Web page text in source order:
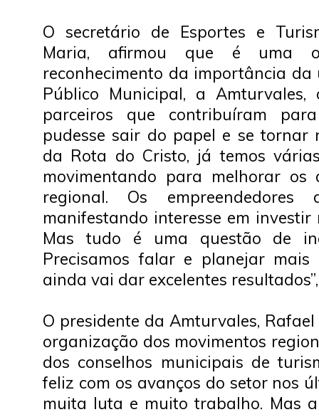
O secretário de Esportes e
Maria, afirmou que é uma
reconhecimento da importância da
Público Municipal, a
parceiros que contribuíram
pudesse sair do papel e se tornar
da Rota do Cristo, já temos
movimentando para melhorar os
regional. Os
manifestando interesse em investir
Mas tudo é uma questão de
Precisamos falar e planejar mais
ainda vai dar excelentes
O presidente da Amturvales,
organização dos movimentos
dos conselhos municipais de
feliz com os avanços do setor nos
muita luta e muito trabalho. Mas